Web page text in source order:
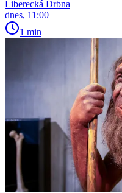
Liberecká Drbna
dnes, 11:00
1 min